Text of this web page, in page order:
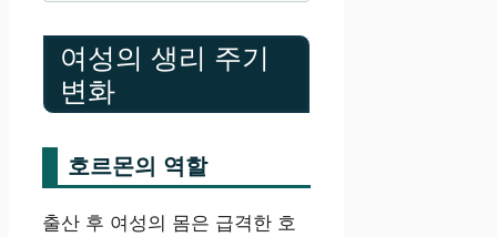
여성의 생리 주기
변화
호르몬의 역할
출산 후 여성의 몸은 급격한 호